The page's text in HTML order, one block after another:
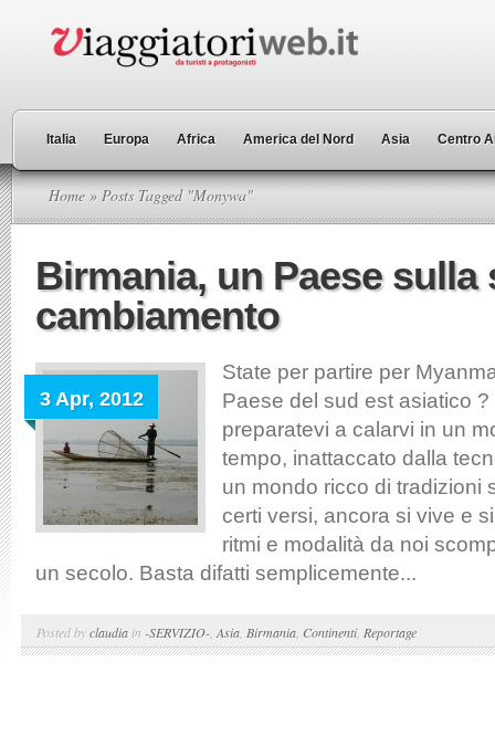
Italia Europa Africa America del Nord Asia Centro
Home » Posts Tagged "Monywa"
Birmania, un Paese sulla
cambiamento
3 Apr, 2012
State per partire per
Paese del sud est asiatico ?
preparatevi a calarvi in un
tempo, inattaccato dalla
un mondo ricco di tradizioni
certi versi, ancora si vive e
ritmi e modalità da noi
un secolo. Basta difatti semplicemente...
Posted byclaudia in -SERVIZIO- Asia Birmania Continenti, Reportage